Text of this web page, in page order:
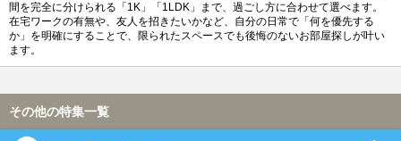
間を完全に分けられる「1K」「1LDK」まで、過ごし方に合わせて選べます。
在宅ワークの有無や、友人を招きたいかなど、自分の日常で「何を優先する
か」を明確にすることで、限られたスペースでも後悔のないお部屋探しが叶い
ます。
その他の特集一覧